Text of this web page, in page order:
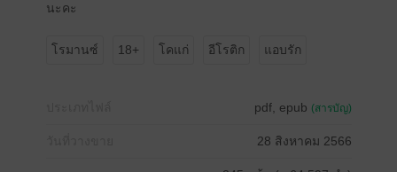
นะคะ
โรมานซ์ 18+ โคแก่ อีโรติก แอบรัก
pdf, epub (สารบัญ)
28 สิงหาคม 2566